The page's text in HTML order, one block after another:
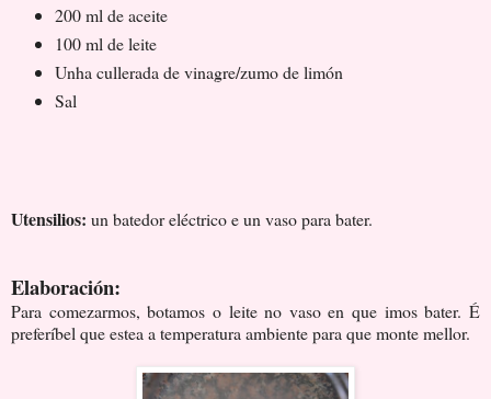
200 ml de aceite
100 ml de leite
Unha cullerada de vinagre/zumo de limón
Sal
Utensilios: un batedor eléctrico e un vaso para bater.
Elaboración:
Para comezarmos, botamos o leite no vaso en que imos bater. É
preferíbel que estea a temperatura ambiente para que monte mellor.